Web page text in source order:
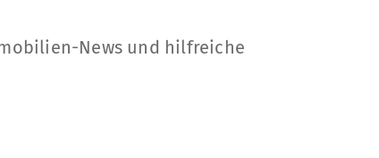
News und hilfreiche